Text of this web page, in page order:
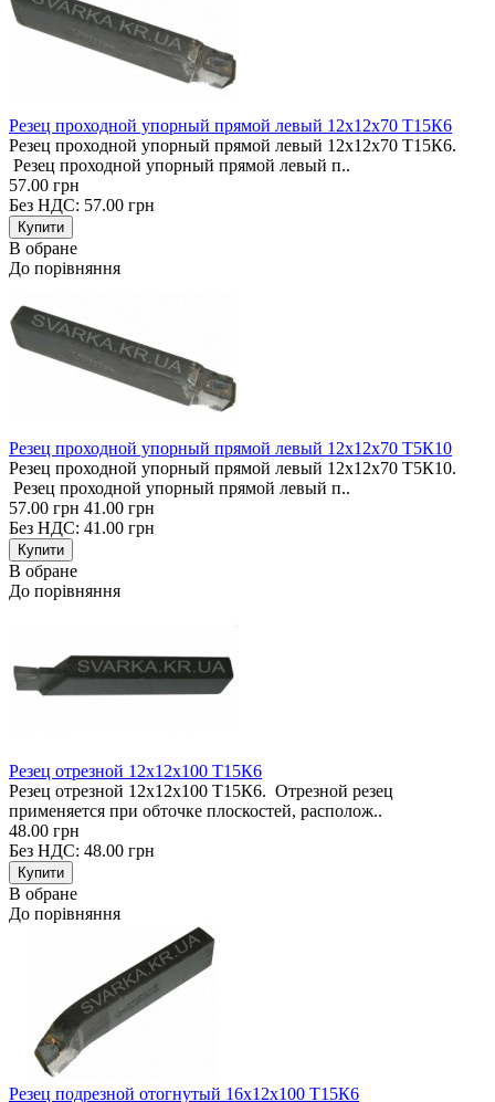
Резец проходной упорный прямой левый 12х12х70 Т15К6
Резец проходной упорный прямой левый 12х12х70 Т15К6.
Резец проходной упорный прямой левый п..
57.00 грн
Без НДС: 57.00 грн
В обране
До порівняння
Резец проходной упорный прямой левый 12х12х70 Т5К10
Резец проходной упорный прямой левый 12х12х70 Т5К10.
Резец проходной упорный прямой левый п..
57.00 грн 41.00 грн
Без НДС: 41.00 грн
В обране
До порівняння
Резец отрезной 12х12х100 Т15К6
Резец отрезной 12х12х100 Т15К6. Отрезной резец
применяется при обточке плоскостей, располож..
48.00 грн
Без НДС: 48.00 грн
В обране
До порівняння
Резец подрезной отогнутый 16х12х100 Т15К6